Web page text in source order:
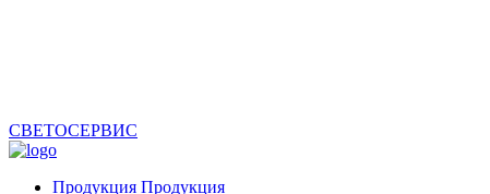
СВЕТОСЕРВИС
Продукция Продукция